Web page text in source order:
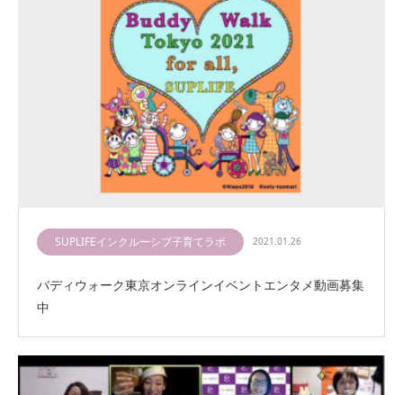
SUPLIFEインクルーシブ子育てラボ 2021.01.26
バディウォーク東京オンラインイベントエンタメ動画募集
中